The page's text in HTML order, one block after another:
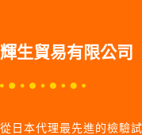
輝生貿易有限公司
從日本代理最先進的檢驗